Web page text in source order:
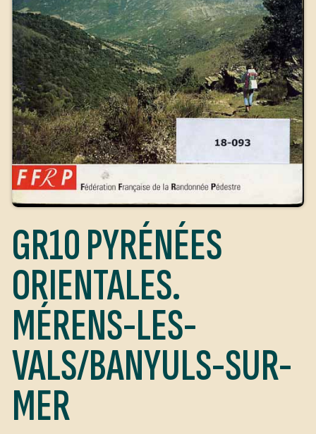
GR10 PYRÉNÉES
ORIENTALES.
MÉRENS-LES-
VALS/BANYULS-SUR-
MER